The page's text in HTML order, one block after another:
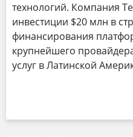
технологий. Компания
инвестиции $20 млн в
финансирования
крупнейшего
услуг в Латинской